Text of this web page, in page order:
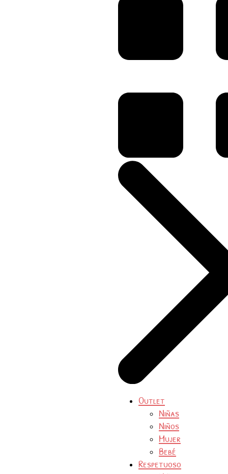
Outlet
Niñas
Niños
Mujer
Bebé
Respetuoso